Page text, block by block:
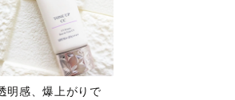
明感、爆上がりで